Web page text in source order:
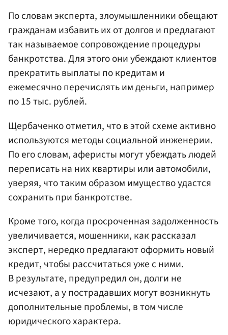
По словам эксперта, злоумышленники обещают
гражданам избавить их от долгов и предлагают
так называемое сопровождение процедуры
банкротства. Для этого они убеждают клиентов
прекратить выплаты по кредитам и
ежемесячно перечислять им деньги, например
по 15 тыс. рублей.
Щербаченко отметил, что в этой схеме активно
используются методы социальной инженерии.
По его словам, аферисты могут убеждать людей
переписать на них квартиры или автомобили,
уверяя, что таким образом имущество удастся
сохранить при банкротстве.
Кроме того, когда просроченная задолженность
увеличивается, мошенники, как рассказал
эксперт, нередко предлагают оформить новый
кредит, чтобы рассчитаться уже с ними.
В результате, предупредил он, долги не
исчезают, а у пострадавших могут возникнуть
дополнительные проблемы, в том числе
юридического характера.